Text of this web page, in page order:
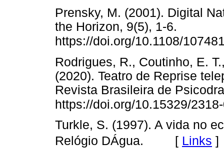
Prensky, M. (2001). Digital
the Horizon, 9(5), 1-6.
https://doi.org/10.1108/
Rodrigues, R., Coutinho, E.
(2020). Teatro de Reprise
Revista Brasileira de
https://doi.org/10.15329/
Turkle, S. (1997). A vida no
Relógio DÁgua. [ Links ]